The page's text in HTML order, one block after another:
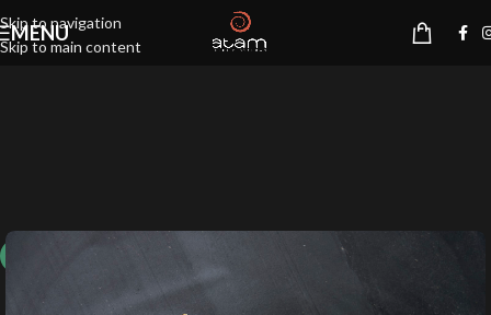
Skip to navigation
Skip to main content
MENU